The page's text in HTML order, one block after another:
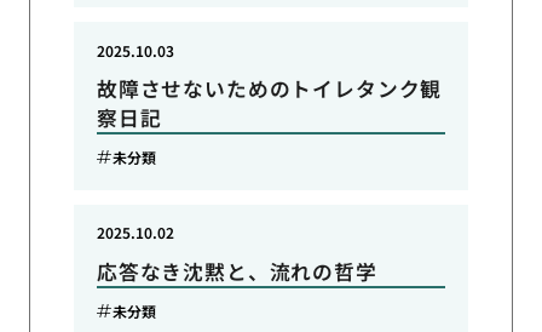
故障させないためのトイレタンク観
察日記
2025.10.03
未分類
応答なき沈黙と、流れの哲学
2025.10.02
未分類